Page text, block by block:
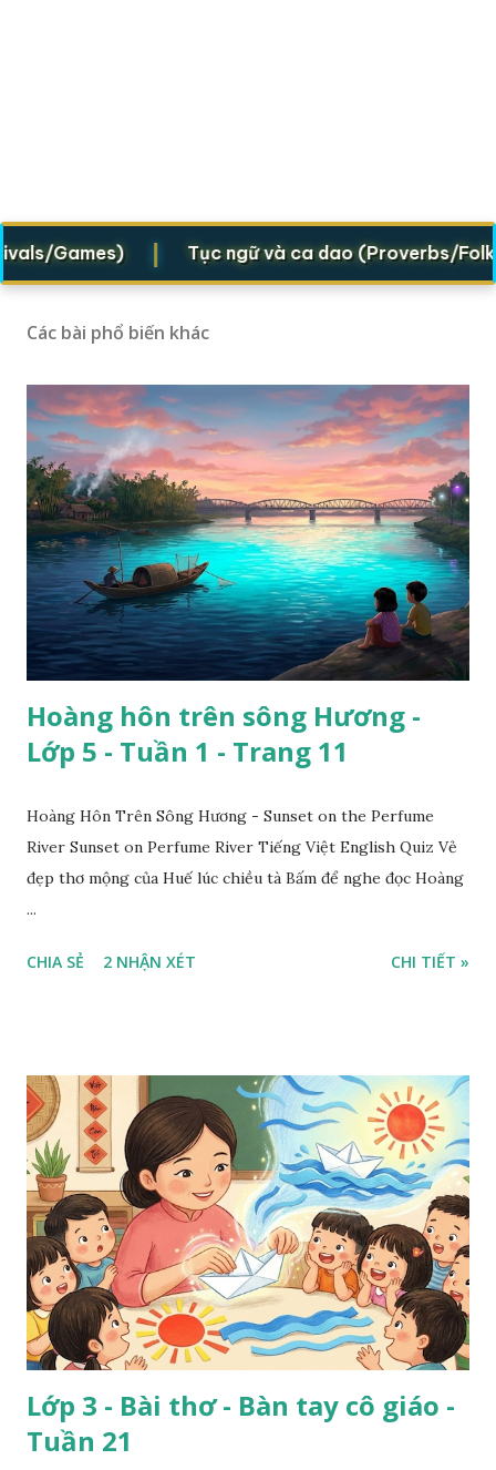
Games) | Tục ngữ và ca dao (Proverbs/Folk
Các bài phổ biến khác
Hoàng hôn trên sông Hương -
Lớp 5 - Tuần 1 - Trang 11
Hoàng Hôn Trên Sông Hương - Sunset on the Perfume
River Sunset on Perfume River Tiếng Việt English Quiz Vẻ
đẹp thơ mộng của Huế lúc chiều tà Bấm để nghe đọc Hoàng
...
CHIA SẺ 2 NHẬN XÉT CHI TIẾT »
Lớp 3 - Bài thơ - Bàn tay cô giáo -
Tuần 21